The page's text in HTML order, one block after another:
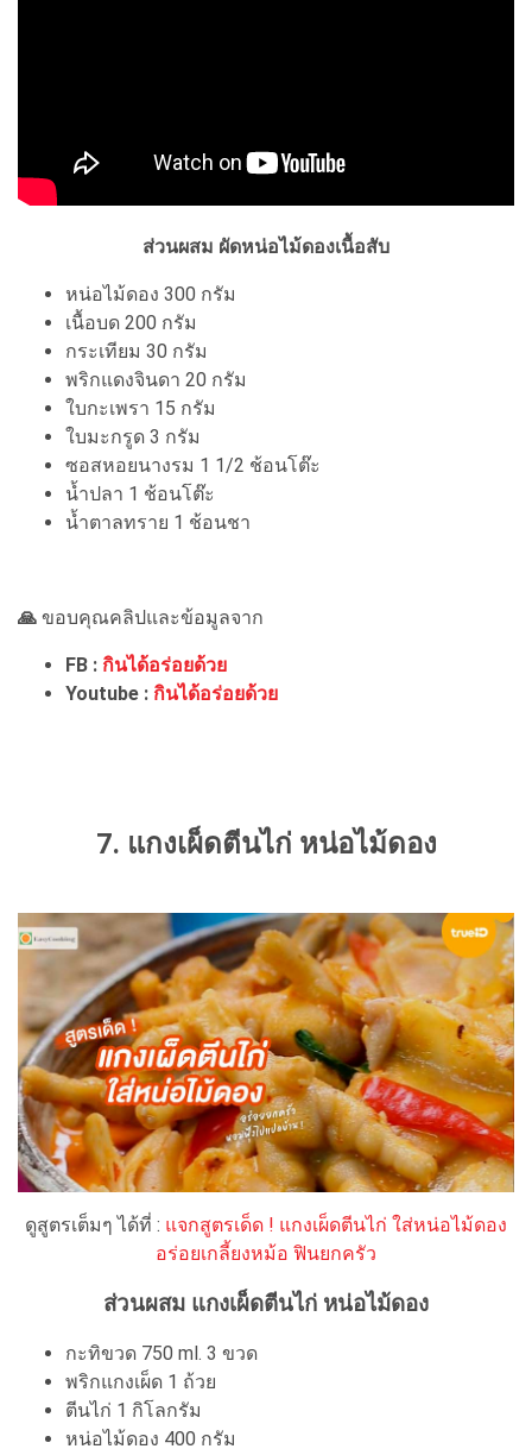
ส่วนผสม ผัดหน่อไม้ดองเนื้อสับ
หน่อไม้ดอง 300 กรัม
เนื้อบด 200 กรัม
กระเทียม 30 กรัม
พริกแดงจินดา 20 กรัม
ใบกะเพรา 15 กรัม
ใบมะกรูด 3 กรัม
ซอสหอยนางรม 1 1/2 ช้อนโต๊ะ
น้ำปลา 1 ช้อนโต๊ะ
น้ำตาลทราย 1 ช้อนชา
🙏 ขอบคุณคลิปและข้อมูลจาก
FB : กินได้อร่อยด้วย
Youtube : กินได้อร่อยด้วย
7. แกงเผ็ดตีนไก่ หน่อไม้ดอง
ดูสูตรเต็มๆ ได้ที่ : แจกสูตรเด็ด ! แกงเผ็ดตีนไก่ ใส่หน่อไม้ดอง
อร่อยเกลี้ยงหม้อ ฟินยกครัว
ส่วนผสม แกงเผ็ดตีนไก่ หน่อไม้ดอง
กะทิขวด 750 ml. 3 ขวด
พริกแกงเผ็ด 1 ถ้วย
ตีนไก่ 1 กิโลกรัม
หน่อไม้ดอง 400 กรัม